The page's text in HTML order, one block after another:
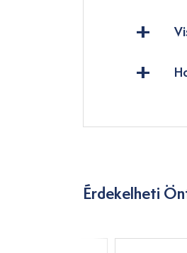
Érdekelheti